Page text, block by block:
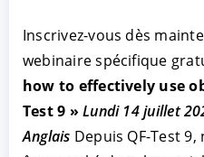
Inscrivez-vous dès
webinaire spécifique
how to effectively use
Test 9 » Lundi 14 juillet
Anglais Depuis QF-Test